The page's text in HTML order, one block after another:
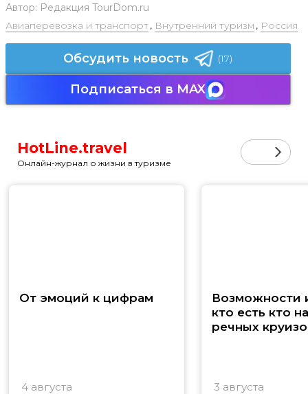
Автор: Редакция TourDom.ru
Авиаперевозка и транспорт, Внутренний туризм , Россия
Обсудить новость (17)
Подписаться в MAX
HotLine.travel
Онлайн-журнал о жизни в туризме
От эмоций к цифрам
4 августа
Возможности
кто есть кто
речных
3 августа